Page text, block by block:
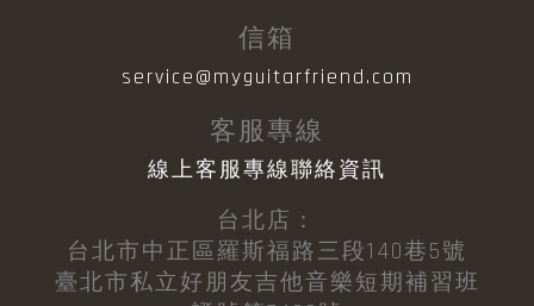
信箱
service@myguitarfriend.com
客服專線
線上客服專線聯絡資訊
台北店：
台北市中正區羅斯福路三段140巷5號
臺北市私立好朋友吉他音樂短期補習班